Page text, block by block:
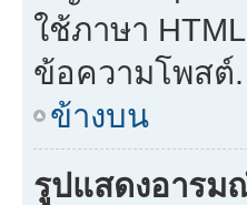
ใช้ภาษา
ข้อความโพสต์.
ข้างบน
รูปแสดงอารม